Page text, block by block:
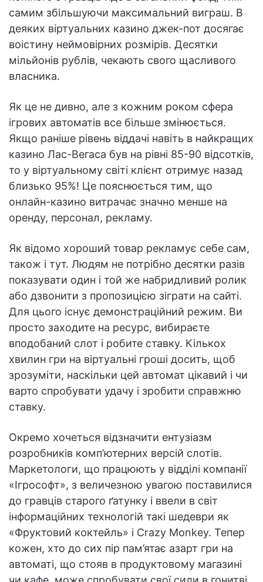
самим збільшуючи максимальний виграш. В
деяких віртуальних казино джек-пот досягає
воістину неймовірних розмірів. Десятки
мільйонів рублів, чекають свого щасливого
власника.
Як це не дивно, але з кожним роком сфера
ігрових автоматів все більше змінюється.
Якщо раніше рівень віддачі навіть в найкращих
казино Лас-Вегаса був на рівні 85-90 відсотків,
то у віртуальному світі клієнт отримує назад
близько 95%! Це пояснюється тим, що
онлайн-казино витрачає значно менше на
оренду, персонал, рекламу.
Як відомо хороший товар рекламує себе сам,
також і тут. Людям не потрібно десятки разів
показувати один і той же набридливий ролик
або дзвонити з пропозицією зіграти на сайті.
Для цього існує демонстраційний режим. Ви
просто заходите на ресурс, вибираєте
вподобаний слот і робите ставку. Кількох
хвилин гри на віртуальні гроші досить, щоб
зрозуміти, наскільки цей автомат цікавий і чи
варто спробувати удачу і зробити справжню
ставку.
Окремо хочеться відзначити ентузіазм
розробників комп’ютерних версій слотів.
Маркетологи, що працюють у відділі компанії
«Ігрософт», з величезною увагою поставилися
до гравців старого ґатунку і ввели в світ
інформаційних технологій такі шедеври як
«Фруктовий коктейль» і Crazy Monkey. Тепер
кожен, хто до сих пір пам’ятає азарт гри на
автоматі, що стояв в продуктовому магазині